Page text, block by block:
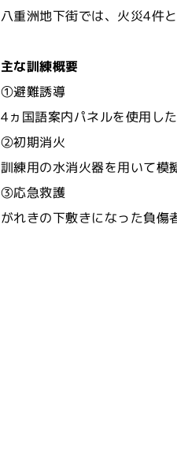
八重洲地下街では、火災4件
主な訓練概要
①避難誘導
4ヵ国語案内パネルを使用し
②初期消火
訓練用の水消火器を用いて模
③応急救護
がれきの下敷きになった負傷